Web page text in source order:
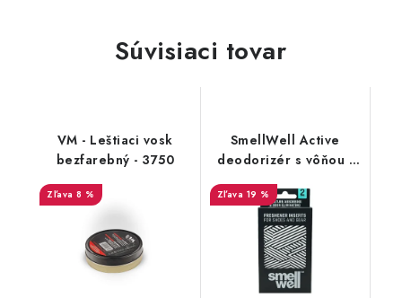
Súvisiaci tovar
VM - Leštiaci vosk
bezfarebný - 3750
8 %
SmellWell Active
deodorizér s vôňou -
White Stripes
19 %